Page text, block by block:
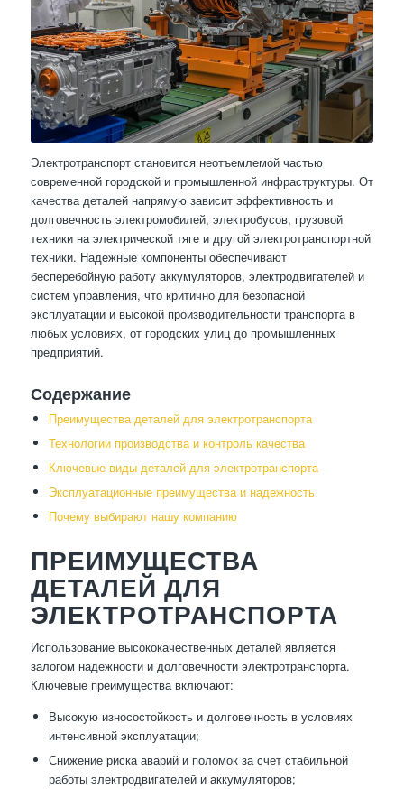
Электротранспорт становится неотъемлемой частью
современной городской и промышленной инфраструктуры. От
качества деталей напрямую зависит эффективность и
долговечность электромобилей, электробусов, грузовой
техники на электрической тяге и другой электротранспортной
техники. Надежные компоненты обеспечивают
бесперебойную работу аккумуляторов, электродвигателей и
систем управления, что критично для безопасной
эксплуатации и высокой производительности транспорта в
любых условиях, от городских улиц до промышленных
предприятий.
Содержание
Преимущества деталей для электротранспорта
Технологии производства и контроль качества
Ключевые виды деталей для электротранспорта
Эксплуатационные преимущества и надежность
Почему выбирают нашу компанию
ПРЕИМУЩЕСТВА
ДЕТАЛЕЙ ДЛЯ
ЭЛЕКТРОТРАНСПОРТА
Использование высококачественных деталей является
залогом надежности и долговечности электротранспорта.
Ключевые преимущества включают:
Высокую износостойкость и долговечность в условиях
интенсивной эксплуатации;
Снижение риска аварий и поломок за счет стабильной
работы электродвигателей и аккумуляторов;